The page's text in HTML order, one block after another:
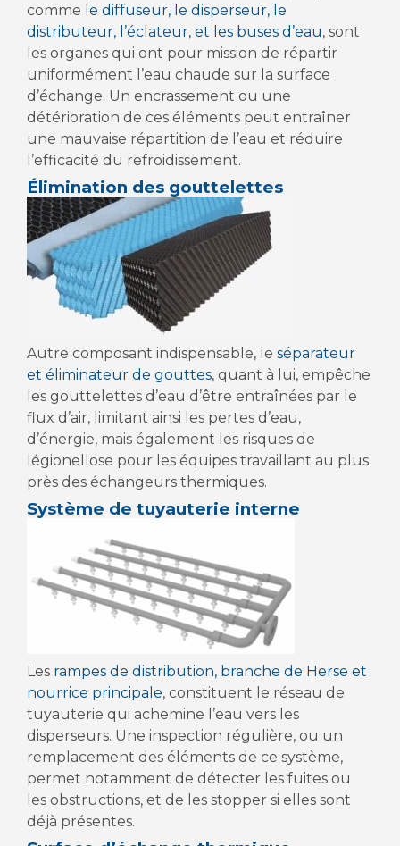
comme le diffuseur, le disperseur, le
distributeur, l’éclateur, et les buses d’eau, sont
les organes qui ont pour mission de répartir
uniformément l’eau chaude sur la surface
d’échange. Un encrassement ou une
détérioration de ces éléments peut entraîner
une mauvaise répartition de l’eau et réduire
l’efficacité du refroidissement.
Élimination des gouttelettes
Autre composant indispensable, le séparateur
et éliminateur de gouttes, quant à lui, empêche
les gouttelettes d’eau d’être entraînées par le
flux d’air, limitant ainsi les pertes d’eau,
d’énergie, mais également les risques de
légionellose pour les équipes travaillant au plus
près des échangeurs thermiques.
Système de tuyauterie interne
Les rampes de distribution, branche de Herse et
nourrice principale, constituent le réseau de
tuyauterie qui achemine l’eau vers les
disperseurs. Une inspection régulière, ou un
remplacement des éléments de ce système,
permet notamment de détecter les fuites ou
les obstructions, et de les stopper si elles sont
déjà présentes.